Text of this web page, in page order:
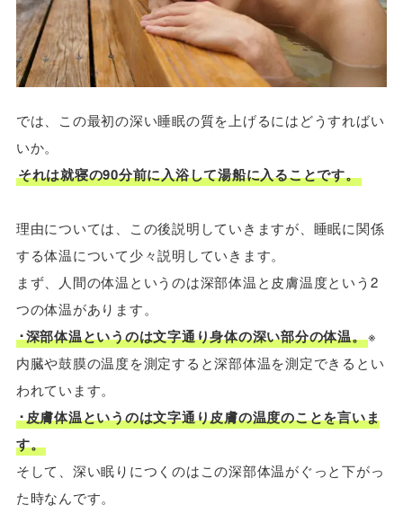
では、この最初の深い睡眠の質を上げるにはどうすればい
いか。
それは就寝の90分前に入浴して湯船に入ることです。
理由については、この後説明していきますが、睡眠に関係
する体温について少々説明していきます。
まず、人間の体温というのは深部体温と皮膚温度という2
つの体温があります。
･深部体温というのは文字通り身体の深い部分の体温。※
内臓や鼓膜の温度を測定すると深部体温を測定できるとい
われています。
･皮膚体温というのは文字通り皮膚の温度のことを言いま
す。
そして、深い眠りにつくのはこの深部体温がぐっと下がっ
た時なんです。